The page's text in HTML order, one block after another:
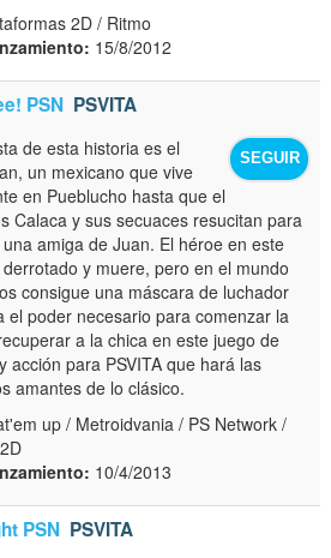
2D / Ritmo
15/8/2012
PSN PSVITA
SEGUIR
de esta historia es el
un mexicano que vive
en Pueblucho hasta que el
Calaca y sus secuaces resucitan para
amiga de Juan. El héroe en este
y muere, pero en el mundo
consigue una máscara de luchador
el poder necesario para comenzar la
a la chica en este juego de
acción para PSVITA que hará las
amantes de lo clásico.
up / Metroidvania / PS Network /
10/4/2013
PSN PSVITA